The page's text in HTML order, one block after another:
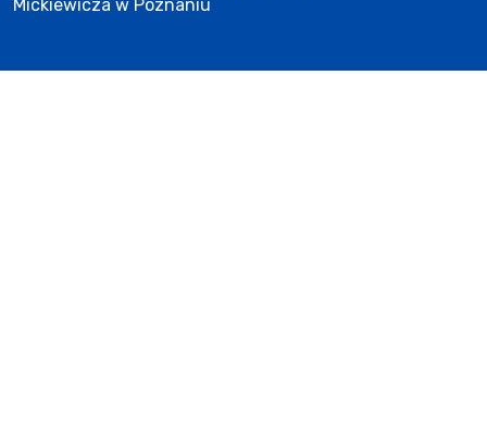
Mickiewicza w Poznaniu